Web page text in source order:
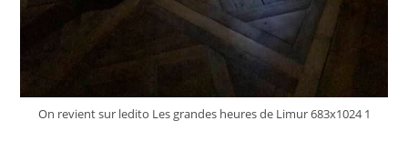
On revient sur ledito Les grandes heures de Limur 683x1024 1